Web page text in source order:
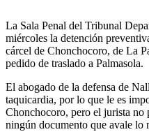
La Sala Penal del Tribunal
miércoles la detención
cárcel de Chonchocoro, de La
pedido de traslado a Palmasola.
El abogado de la defensa de
taquicardia, por lo que le es
Chonchocoro, pero el jurista no
ningún documento que avale lo